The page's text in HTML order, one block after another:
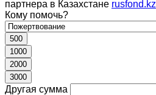
партнера в Казахстане rusfond.kz
Кому помочь?
500
1000
2000
3000
Другая сумма